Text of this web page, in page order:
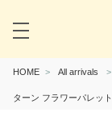
HOME All arrivals
ターン フラワーパレット